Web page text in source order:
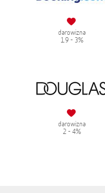
darowizna
1.9 - 3%
darowizna
2 - 4%